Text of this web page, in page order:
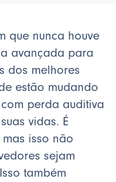
que nunca houve
avançada para
dos melhores
estão mudando
perda auditiva
vidas. É
isso não
sejam
também